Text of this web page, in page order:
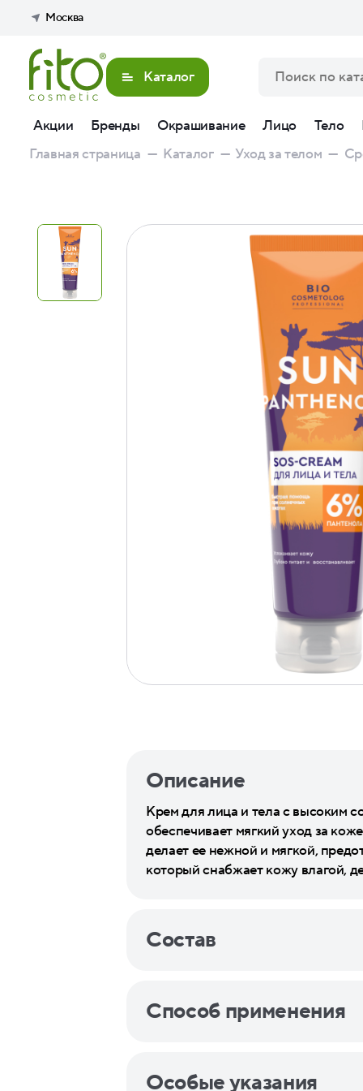
Москва
Каталог
Акции Бренды Окрашивание Лицо Тело
Главная страница — Каталог — Уход за телом —
Описание
Крем для лица и тела с высоким
обеспечивает мягкий уход за
делает ее нежной и мягкой,
который снабжает кожу влагой,
Состав
Способ применения
Особые указания